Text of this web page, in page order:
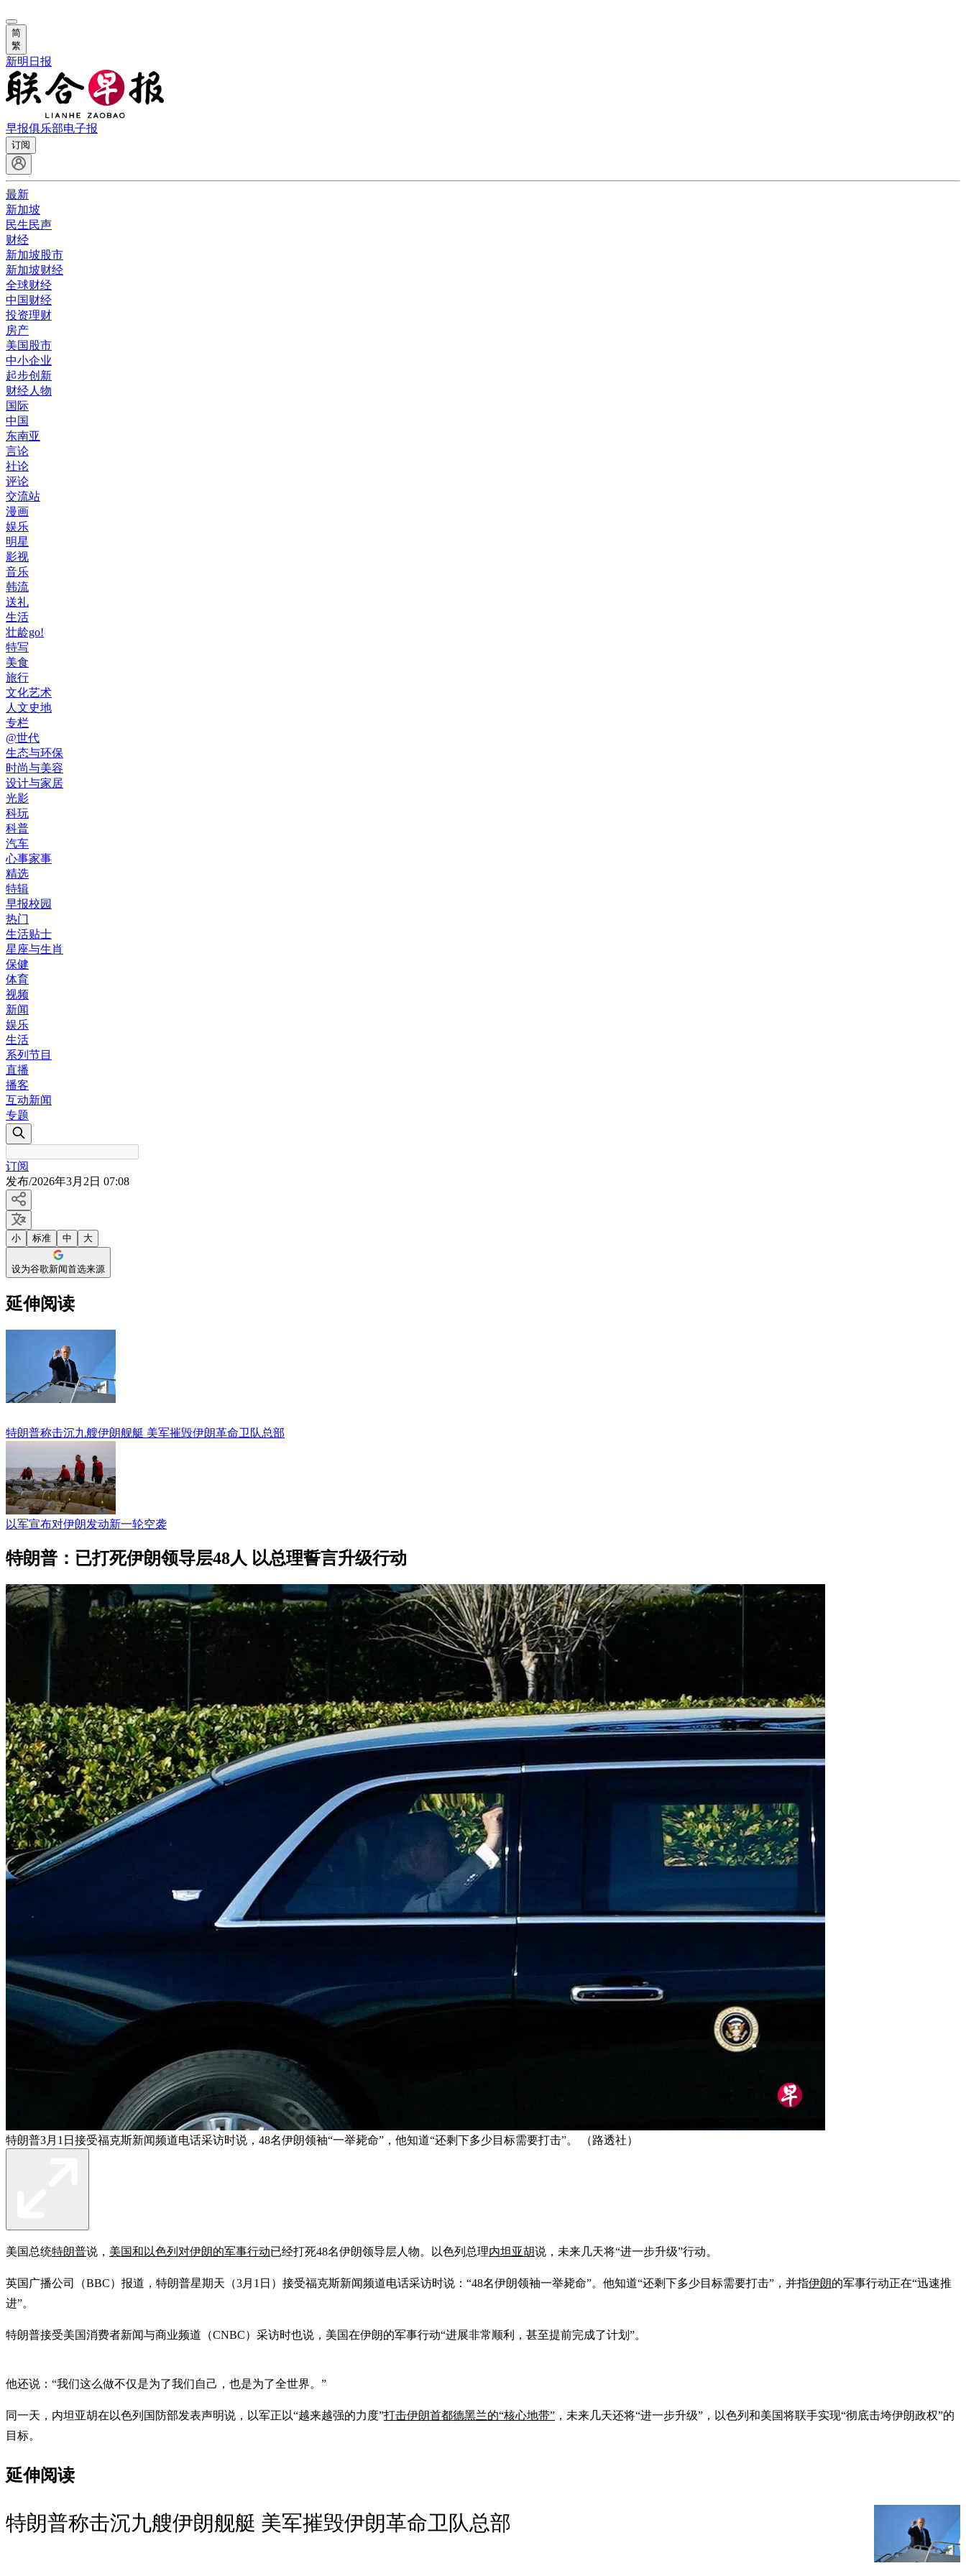
简
繁
新明日报
早报俱乐部电子报
订阅
最新
新加坡
民生民声
财经
新加坡股市
新加坡财经
全球财经
中国财经
投资理财
房产
美国股市
中小企业
起步创新
财经人物
国际
中国
东南亚
言论
社论
评论
交流站
漫画
娱乐
明星
影视
音乐
韩流
送礼
生活
壮龄go!
特写
美食
旅行
文化艺术
人文史地
专栏
@世代
生态与环保
时尚与美容
设计与家居
光影
科玩
科普
汽车
心事家事
精选
特辑
早报校园
热门
生活贴士
星座与生肖
保健
体育
视频
新闻
娱乐
生活
系列节目
直播
播客
互动新闻
专题
订阅
发布/2026年3月2日 07:08
小 标准 中 大
设为谷歌新闻首选来源
延伸阅读
特朗普称击沉九艘伊朗舰艇 美军摧毁伊朗革命卫队总部
以军宣布对伊朗发动新一轮空袭
特朗普：已打死伊朗领导层48人 以总理誓言升级行动
特朗普3月1日接受福克斯新闻频道电话采访时说，48名伊朗领袖“一举毙命”，他知道“还剩下多少目标需要打击”。 （路透社）
美国总统特朗普说， 美国和以色列对伊朗的军事行动已经打死48名伊朗领导层人物。以色列总理内坦亚胡说，未来几天将“进一步升级”行动。
英国广播公司（BBC）报道，特朗普星期天（3月1日）接受福克斯新闻频道电话采访时说：“48名伊朗领袖一举毙命”。他知道“还剩下多少目标需要打击”，并指伊朗的军事行动正在“迅速推
进”。
特朗普接受美国消费者新闻与商业频道（CNBC）采访时也说，美国在伊朗的军事行动“进展非常顺利，甚至提前完成了计划”。
他还说：“我们这么做不仅是为了我们自己，也是为了全世界。”
同一天，内坦亚胡在以色列国防部发表声明说，以军正以“越来越强的力度”打击伊朗首都德黑兰的“核心地带” ，未来几天还将“进一步升级”，以色列和美国将联手实现“彻底击垮伊朗政权”的
目标。
延伸阅读
特朗普称击沉九艘伊朗舰艇 美军摧毁伊朗革命卫队总部